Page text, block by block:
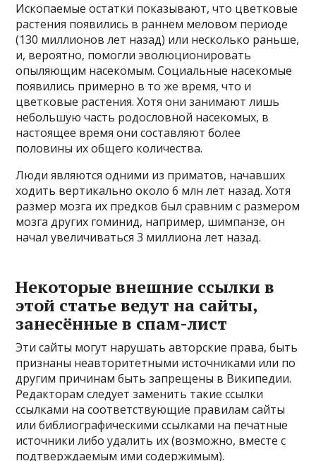
Ископаемые остатки показывают, что цветковые
растения появились в раннем меловом периоде
(130 миллионов лет назад) или несколько раньше,
и, вероятно, помогли эволюционировать
опыляющим насекомым. Социальные насекомые
появились примерно в то же время, что и
цветковые растения. Хотя они занимают лишь
небольшую часть родословной насекомых, в
настоящее время они составляют более
половины их общего количества.
Люди являются одними из приматов, начавших
ходить вертикально около 6 млн лет назад. Хотя
размер мозга их предков был сравним с размером
мозга других гоминид, например, шимпанзе, он
начал увеличиваться 3 миллиона лет назад.
Некоторые внешние ссылки в
этой статье ведут на сайты,
занесённые в спам-лист
Эти сайты могут нарушать авторские права, быть
признаны неавторитетными источниками или по
другим причинам быть запрещены в Википедии.
Редакторам следует заменить такие ссылки
ссылками на соответствующие правилам сайты
или библиографическими ссылками на печатные
источники либо удалить их (возможно, вместе с
подтверждаемым ими содержимым).